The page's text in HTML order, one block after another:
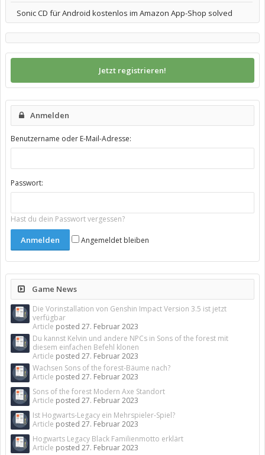
Sonic CD für Android kostenlos im Amazon App-Shop solved
Jetzt registrieren!
Anmelden
Benutzername oder E-Mail-Adresse:
Passwort:
Hast du dein Passwort vergessen?
Angemeldet bleiben
Game News
Die Vorinstallation von Genshin Impact Version 3.5 ist jetzt
verfügbar
Article posted 27. Februar 2023
Du kannst Kelvin und andere NPCs in Sons of the forest mit
diesem einfachen Befehl klonen
Article posted 27. Februar 2023
Wachsen Sons of the forest-Bäume nach?
Article posted 27. Februar 2023
Sons of the forest Modern Axe Standort
Article posted 27. Februar 2023
Ist Hogwarts-Legacy ein Mehrspieler-Spiel?
Article posted 27. Februar 2023
Hogwarts Legacy Black Familienmotto erklärt
Article posted 27. Februar 2023